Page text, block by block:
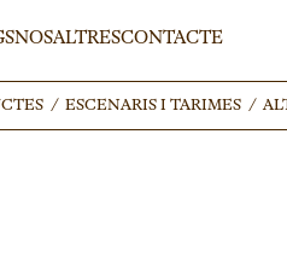
NOSALTRESCONTACTE
/ ESCENARIS I TARIMES /
/ ESCENARIS I TARIMES /